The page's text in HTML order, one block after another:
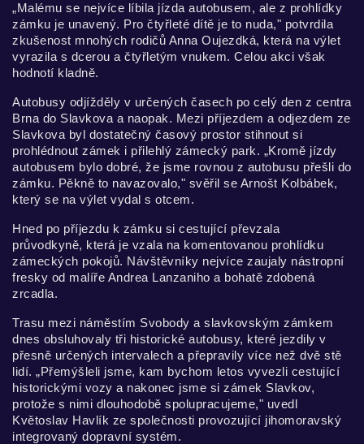
„Malému se nejvíce líbila jízda autobusem, ale z prohlídky
zámku je unavený. Pro čtyřleté dítě je to nuda," potvrdila
zkušenost mnohých rodičů Anna Oujezdká, která na výlet
vyrazila s dcerou a čtyřletým vnukem. Celou akci však
hodnotí kladně.
Autobusy odjížděly v určených časech po celý den z centra
Brna do Slavkova a naopak. Mezi příjezdem a odjezdem ze
Slavkova byl dostatečný časový prostor stihnout si
prohlédnout zámek i přilehlý zámecký park. „Kromě jízdy
autobusem bylo dobré, že jsme rovnou z autobusu přešli do
zámku. Pěkně to navazovalo," svěřil se Arnošt Kolbábek,
který se na výlet vydal s otcem.
Hned po příjezdu k zámku si cestující převzala
průvodkyně, která je vzala na komentovanou prohlídku
zámeckých pokojů. Návštěvníky nejvíce zaujaly nástropní
fresky od malíře Andrea Lanzaniho a bohatě zdobená
zrcadla.
Trasu mezi náměstím Svobody a slavkovským zámkem
dnes obsluhovaly tři historické autobusy, které jezdily v
přesně určených intervalech a přepravily více než dvě stě
lidí. „Přemýšleli jsme, kam bychom letos vyvezli cestující
historickými vozy a nakonec jsme si zámek Slavkov,
protože s nimi dlouhodobě spolupracujeme," uvedl
Květoslav Havlík ze společnosti provozující jihomoravský
integrovaný dopravní systém.